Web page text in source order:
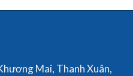
Mai, Thanh Xuân,